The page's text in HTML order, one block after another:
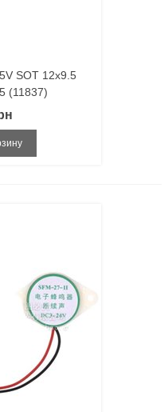
SOT 12х9.5
(11837)